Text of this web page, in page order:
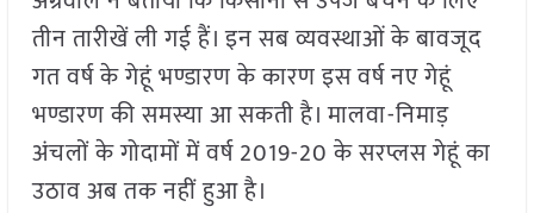
तीन तारीखें ली गई हैं। इन सब व्यवस्थाओं के बावजूद
गत वर्ष के गेहूं भण्डारण के कारण इस वर्ष नए गेहूं
भण्डारण की समस्या आ सकती है। मालवा-निमाड़
अंचलों के गोदामों में वर्ष 2019-20 के सरप्लस गेहूं का
उठाव अब तक नहीं हुआ है।